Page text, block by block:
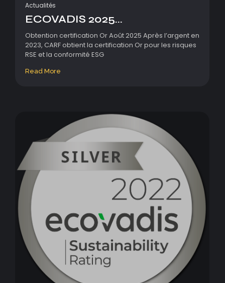
Actualités
ECOVADIS 2025...
Obtention certification Or Août 2025 Après l’argent en
2023, CARF obtient la certification Or pour les risques
RSE et la conformité ESG
Read More